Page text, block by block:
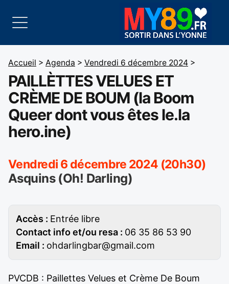
Accueil > Agenda > Vendredi 6 décembre 2024 >
PAILLÈTTES VELUES ET
CRÈME DE BOUM (la Boom
Queer dont vous êtes le.la
hero.ine)
Vendredi 6 décembre 2024 (20h30)
Asquins (Oh! Darling)
Accès : Entrée libre
Contact info et/ou resa : 06 35 86 53 90
Email : ohdarlingbar@gmail.com
PVCDB : Paillettes Velues et Crème De Boum